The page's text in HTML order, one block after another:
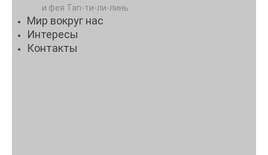
и фея Тап-ти-ли-линь
Мир вокруг нас
Интересы
Контакты